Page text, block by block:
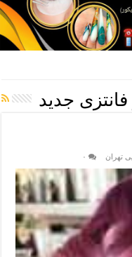
جدید
تهران ۰